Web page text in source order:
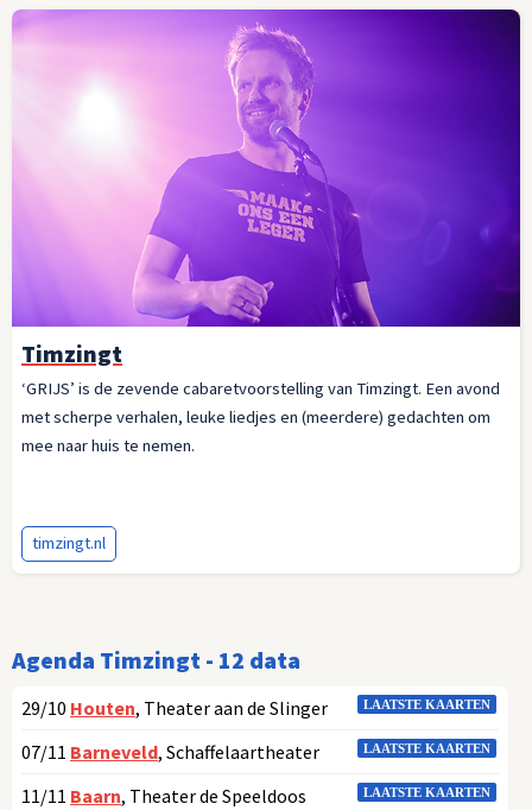
radicale idealen van toen. Hoeveel is ervan over?
Timzingt
‘GRIJS’ is de zevende cabaretvoorstelling van Timzingt. Een avond
met scherpe verhalen, leuke liedjes en (meerdere) gedachten om
mee naar huis te nemen.
timzingt.nl
Agenda Timzingt - 12 data
LAATSTE KAARTEN
29/10 Houten, Theater aan de Slinger
LAATSTE KAARTEN
07/11 Barneveld, Schaffelaartheater
LAATSTE KAARTEN
11/11 Baarn, Theater de Speeldoos